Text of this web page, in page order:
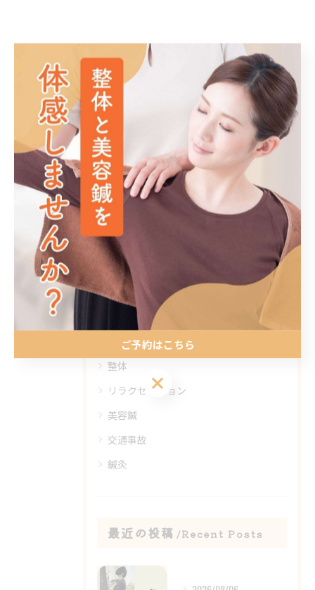
博多区で身体を整える整体を提供
< 前のページ 次のページ >
関連タグ
#大野城市
カテゴリー
全てのカテゴリー
整体
リラクゼーション
美容鍼
交通事故
鍼灸
最近の投稿 Recent Posts
ご予約はこちら
ご予約はこちら